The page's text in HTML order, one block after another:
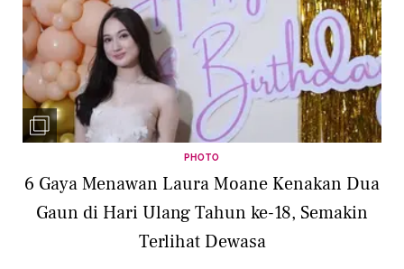
PHOTO
6 Gaya Menawan Laura Moane Kenakan Dua
Gaun di Hari Ulang Tahun ke-18, Semakin
Terlihat Dewasa